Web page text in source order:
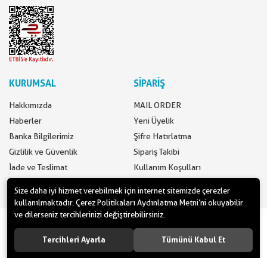
KURUMSAL
Hakkımızda
Haberler
Banka Bilgilerimiz
Gizlilik ve Güvenlik
İade ve Teslimat
SİPARİŞ
MAIL ORDER
Yeni Üyelik
Şifre Hatırlatma
Sipariş Takibi
Kullanım Koşulları
www.yilbasimalzemeleri.com - www.partidolu.com bir Pandoli Parti
Kuruluşudur. © 2018 Pandoli Parti Malzemeleri Tüm hakları saklıdır.
Size daha iyi hizmet verebilmek için internet sitemizde çerezler
kullanılmaktadır. Çerez Politikaları Aydınlatma Metni’ni okuyabilir
ve dilerseniz tercihlerinizi değiştirebilirsiniz.
Tercihleri Ayarla Tümünü Kabul Et